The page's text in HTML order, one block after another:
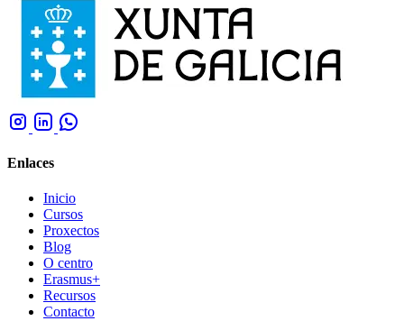
Enlaces
Inicio
Cursos
Proxectos
Blog
O centro
Erasmus+
Recursos
Contacto